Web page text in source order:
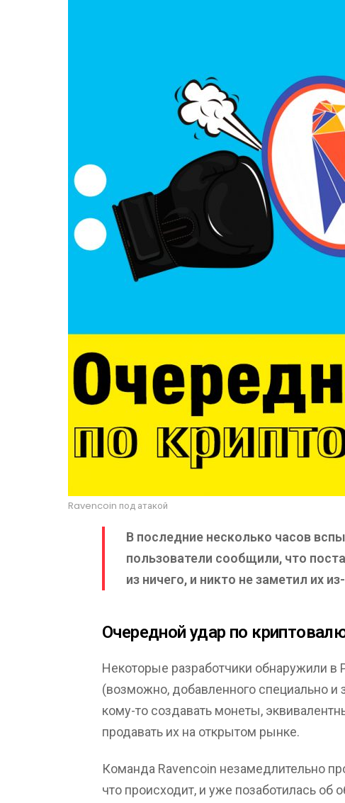
Ravencoin под атакой
В последние несколько часов
пользователи сообщили, что
из ничего, и никто не заметил их
Очередной удар по
Некоторые разработчики обнаружили в
(возможно, добавленного специально и
кому-то создавать монеты,
продавать их на открытом рынке.
Команда Ravencoin незамедлительно
что происходит, и уже позаботилась об